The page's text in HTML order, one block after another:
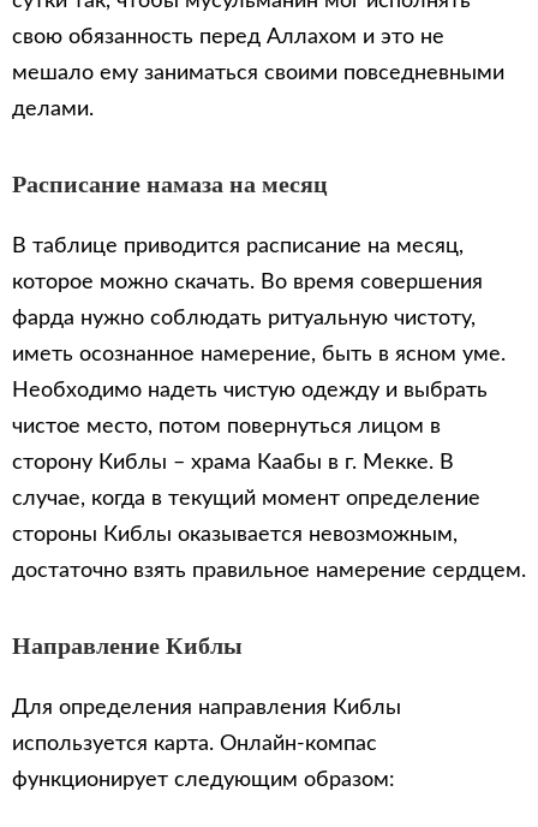
свою обязанность перед Аллахом и это не
мешало ему заниматься своими повседневными
делами.
Расписание намаза на месяц
В таблице приводится расписание на месяц,
которое можно скачать. Во время совершения
фарда нужно соблюдать ритуальную чистоту,
иметь осознанное намерение, быть в ясном уме.
Необходимо надеть чистую одежду и выбрать
чистое место, потом повернуться лицом в
сторону Киблы – храма Каабы в г. Мекке. В
случае, когда в текущий момент определение
стороны Киблы оказывается невозможным,
достаточно взять правильное намерение сердцем.
Направление Киблы
Для определения направления Киблы
используется карта. Онлайн-компас
функционирует следующим образом: